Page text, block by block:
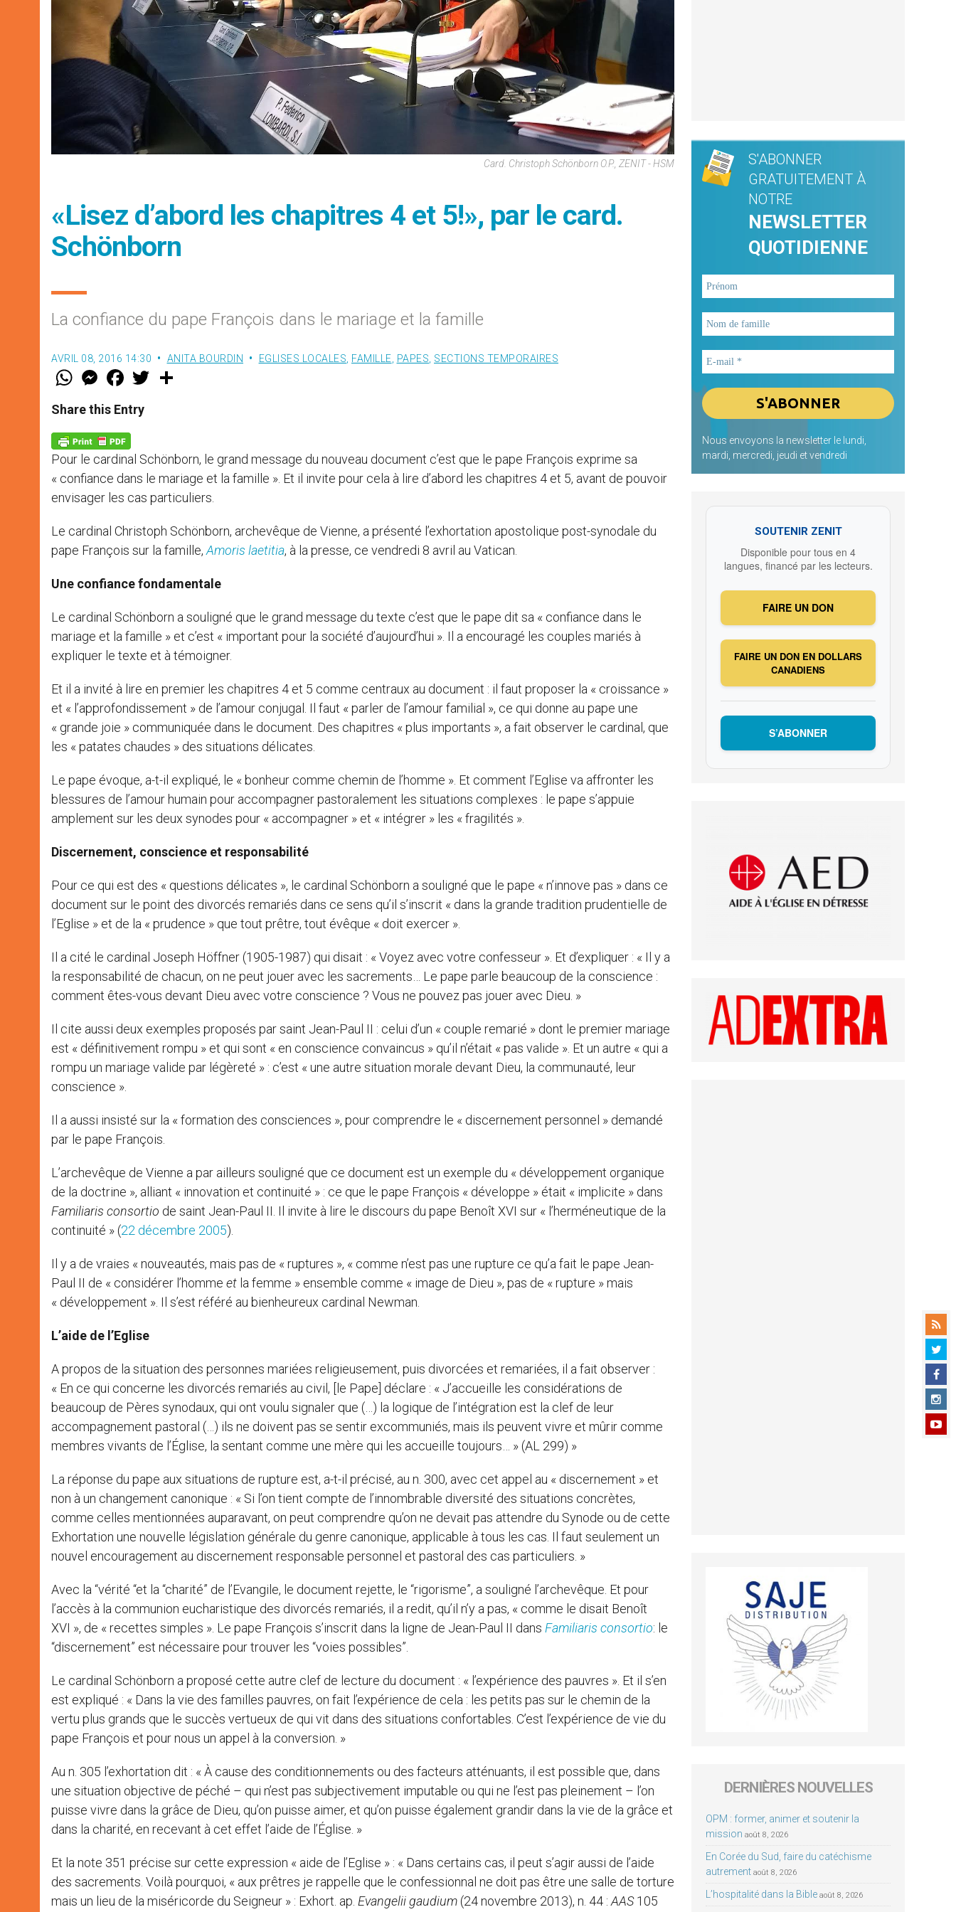
Card. Christoph Schönborn O.P., ZENIT - HSM
«Lisez d’abord les chapitres 4 et 5!», par le card.
Schönborn
La confiance du pape François dans le mariage et la famille
AVRIL 08, 2016 14:30 ANITA BOURDIN EGLISES LOCALES FAMILLE PAPES SECTIONS TEMPORAIRES
W
t
s
p
p
M
e
s
e
g
e
r
F
a
e
b
k
w
Share this Entry
Pour le cardinal Schönborn, le grand message du nouveau document c’est que le pape François exprime sa
« confiance dans le mariage et la famille ». Et il invite pour cela à lire d’abord les chapitres 4 et 5, avant de pouvoir
envisager les cas particuliers.
Le cardinal Christoph Schönborn, archevêque de Vienne, a présenté l’exhortation apostolique post-synodale du
pape François sur la famille, Amoris laetitia, à la presse, ce vendredi 8 avril au Vatican.
Une confiance fondamentale
Le cardinal Schönborn a souligné que le grand message du texte c’est que le pape dit sa « confiance dans le
mariage et la famille » et c’est « important pour la société d’aujourd’hui ». Il a encouragé les couples mariés à
expliquer le texte et à témoigner.
Et il a invité à lire en premier les chapitres 4 et 5 comme centraux au document : il faut proposer la « croissance »
et « l’approfondissement » de l’amour conjugal. Il faut « parler de l’amour familial », ce qui donne au pape une
« grande joie » communiquée dans le document. Des chapitres « plus importants », a fait observer le cardinal, que
les « patates chaudes » des situations délicates.
Le pape évoque, a-t-il expliqué, le « bonheur comme chemin de l’homme ». Et comment l’Eglise va affronter les
blessures de l’amour humain pour accompagner pastoralement les situations complexes : le pape s’appuie
amplement sur les deux synodes pour « accompagner » et « intégrer » les « fragilités ».
Discernement, conscience et responsabilité
Pour ce qui est des « questions délicates », le cardinal Schönborn a souligné que le pape « n’innove pas » dans ce
document sur le point des divorcés remariés dans ce sens qu’il s’inscrit « dans la grande tradition prudentielle de
l’Eglise » et de la « prudence » que tout prêtre, tout évêque « doit exercer ».
Il a cité le cardinal Joseph Höffner (1905-1987) qui disait : « Voyez avec votre confesseur ». Et d’expliquer : « Il y a
la responsabilité de chacun, on ne peut jouer avec les sacrements… Le pape parle beaucoup de la conscience :
comment êtes-vous devant Dieu avec votre conscience ? Vous ne pouvez pas jouer avec Dieu. »
Il cite aussi deux exemples proposés par saint Jean-Paul II : celui d’un « couple remarié » dont le premier mariage
est « définitivement rompu » et qui sont « en conscience convaincus » qu’il n’était « pas valide ». Et un autre « qui a
rompu un mariage valide par légèreté » : c’est « une autre situation morale devant Dieu, la communauté, leur
conscience ».
Il a aussi insisté sur la « formation des consciences », pour comprendre le « discernement personnel » demandé
par le pape François.
L’archevêque de Vienne a par ailleurs souligné que ce document est un exemple du « développement organique
de la doctrine », alliant « innovation et continuité » : ce que le pape François « développe » était « implicite » dans
Familiaris consortio de saint Jean-Paul II. Il invite à lire le discours du pape Benoît XVI sur « l’herméneutique de la
continuité » (22 décembre 2005).
Il y a de vraies « nouveautés, mais pas de « ruptures », « comme n’est pas une rupture ce qu’a fait le pape Jean-
Paul II de « considérer l’homme et la femme » ensemble comme « image de Dieu », pas de « rupture » mais
« développement ». Il s’est référé au bienheureux cardinal Newman.
L’aide de l’Eglise
A propos de la situation des personnes mariées religieusement, puis divorcées et remariées, il a fait observer :
« En ce qui concerne les divorcés remariés au civil, [le Pape] déclare : « J’accueille les considérations de
beaucoup de Pères synodaux, qui ont voulu signaler que (…) la logique de l’intégration est la clef de leur
accompagnement pastoral (…) ils ne doivent pas se sentir excommuniés, mais ils peuvent vivre et mûrir comme
membres vivants de l’Église, la sentant comme une mère qui les accueille toujours… » (AL 299) »
La réponse du pape aux situations de rupture est, a-t-il précisé, au n. 300, avec cet appel au « discernement » et
non à un changement canonique : « Si l’on tient compte de l’innombrable diversité des situations concrètes,
comme celles mentionnées auparavant, on peut comprendre qu’on ne devait pas attendre du Synode ou de cette
Exhortation une nouvelle législation générale du genre canonique, applicable à tous les cas. Il faut seulement un
nouvel encouragement au discernement responsable personnel et pastoral des cas particuliers. »
Avec la “vérité “et la “charité” de l’Evangile, le document rejette, le “rigorisme”, a souligné l’archevêque. Et pour
l’accès à la communion eucharistique des divorcés remariés, il a redit, qu’il n’y a pas, « comme le disait Benoît
XVI », de « recettes simples ». Le pape François s’inscrit dans la ligne de Jean-Paul II dans Familiaris consortio: le
“discernement” est nécessaire pour trouver les “voies possibles”.
Le cardinal Schönborn a proposé cette autre clef de lecture du document : « l’expérience des pauvres ». Et il s’en
est expliqué : « Dans la vie des familles pauvres, on fait l’expérience de cela : les petits pas sur le chemin de la
vertu plus grands que le succès vertueux de qui vit dans des situations confortables. C’est l’expérience de vie du
pape François et pour nous un appel à la conversion. »
Au n. 305 l’exhortation dit : « À cause des conditionnements ou des facteurs atténuants, il est possible que, dans
une situation objective de péché – qui n’est pas subjectivement imputable ou qui ne l’est pas pleinement – l’on
puisse vivre dans la grâce de Dieu, qu’on puisse aimer, et qu’on puisse également grandir dans la vie de la grâce et
dans la charité, en recevant à cet effet l’aide de l’Église. »
Et la note 351 précise sur cette expression « aide de l’Eglise » : « Dans certains cas, il peut s’agir aussi de l’aide
des sacrements. Voilà pourquoi, « aux prêtres je rappelle que le confessionnal ne doit pas être une salle de torture
mais un lieu de la miséricorde du Seigneur » : Exhort. ap. Evangelii gaudium (24 novembre 2013), n. 44 : AAS105
S'ABONNER
GRATUITEMENT À
NOTRE
NEWSLETTER
QUOTIDIENNE
Nous envoyons la newsletter le lundi,
mardi, mercredi, jeudi et vendredi
SOUTENIR ZENIT
Disponible pour tous en 4
langues, financé par les lecteurs.
FAIRE UN DON
FAIRE UN DON EN DOLLARS
CANADIENS
S’ABONNER
DERNIÈRES NOUVELLES
OPM : former, animer et soutenir la
mission août 8, 2026
En Corée du Sud, faire du catéchisme
autrement août 8, 2026
L’hospitalité dans la Bible août 8, 2026